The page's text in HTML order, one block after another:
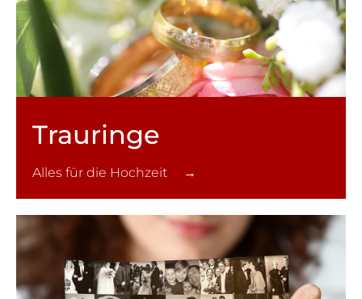
Trauringe
Alles für die Hochzeit →